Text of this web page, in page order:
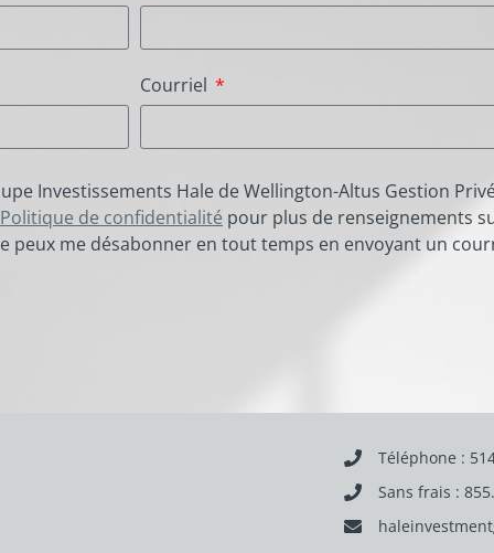
Courriel
Investissements Hale de Wellington-Altus Gestion
Politique de confidentialité pour plus de renseignements
me désabonner en tout temps en envoyant un
Téléphone :
Sans frais :